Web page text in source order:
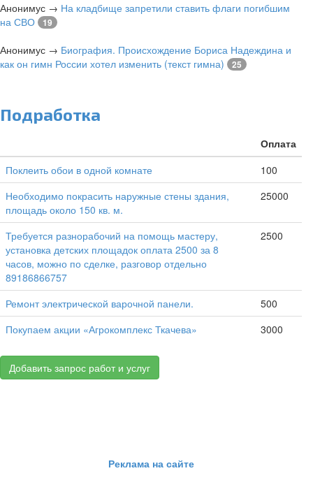
Анонимус → На кладбище запретили ставить флаги погибшим
на СВО
19
Анонимус → Биография. Происхождение Бориса Надеждина и
как он гимн России хотел изменить (текст гимна)
25
Подработка
Оплата
Поклеить обои в одной комнате
100
Необходимо покрасить наружные стены здания,
площадь около 150 кв. м.
25000
Требуется разнорабочий на помощь мастеру,
установка детских площадок оплата 2500 за 8
часов, можно по сделке, разговор отдельно
89186866757
2500
Ремонт электрической варочной панели.
500
Покупаем акции «Агрокомплекс Ткачева»
3000
Добавить запрос работ и услуг
Реклама на сайте